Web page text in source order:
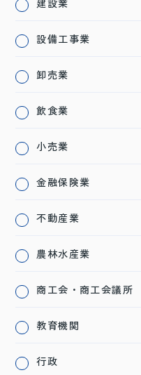
設備工事業
卸売業
飲食業
小売業
金融保険業
不動産業
農林水産業
商工会・商工会議所
教育機関
行政